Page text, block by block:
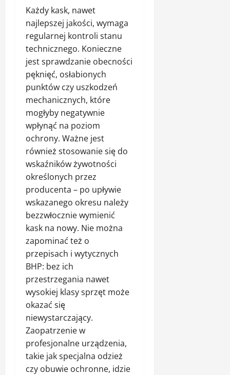
Każdy kask, nawet
najlepszej jakości, wymaga
regularnej kontroli stanu
technicznego. Konieczne
jest sprawdzanie obecności
pęknięć, osłabionych
punktów czy uszkodzeń
mechanicznych, które
mogłyby negatywnie
wpłynąć na poziom
ochrony. Ważne jest
również stosowanie się do
wskaźników żywotności
określonych przez
producenta – po upływie
wskazanego okresu należy
bezzwłocznie wymienić
kask na nowy. Nie można
zapominać też o
przepisach i wytycznych
BHP: bez ich
przestrzegania nawet
wysokiej klasy sprzęt może
okazać się
niewystarczający.
Zaopatrzenie w
profesjonalne urządzenia,
takie jak specjalna odzież
czy obuwie ochronne, idzie